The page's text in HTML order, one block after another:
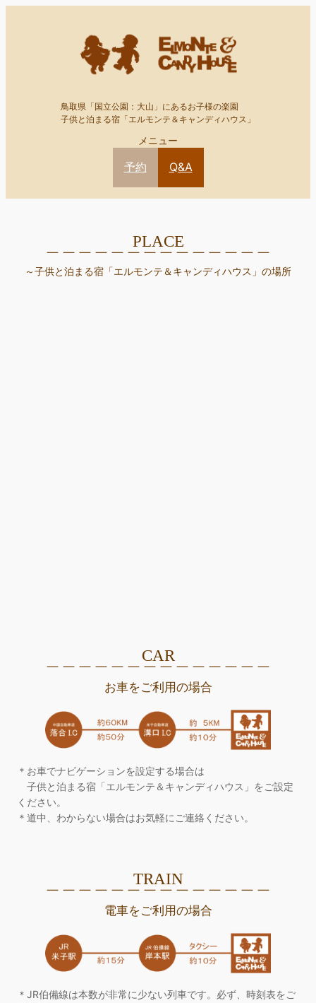
鳥取県「国立公園：大山」にあるお子様の楽園
子供と泊まる宿「エルモンテ＆キャンディハウス」
メニュー
予約 Q&A
PLACE
＿＿＿＿＿＿＿＿＿＿＿＿＿＿
～子供と泊まる宿「エルモンテ＆キャンディハウス」の場所
CAR
＿＿＿＿＿＿＿＿＿＿＿＿＿＿
お車をご利用の場合
＊お車でナビゲーションを設定する場合は
子供と泊まる宿「エルモンテ＆キャンディハウス」をご設定
ください。
＊道中、わからない場合はお気軽にご連絡ください。
TRAIN
＿＿＿＿＿＿＿＿＿＿＿＿＿＿
電車をご利用の場合
＊JR伯備線は本数が非常に少ない列車です。必ず、時刻表をご